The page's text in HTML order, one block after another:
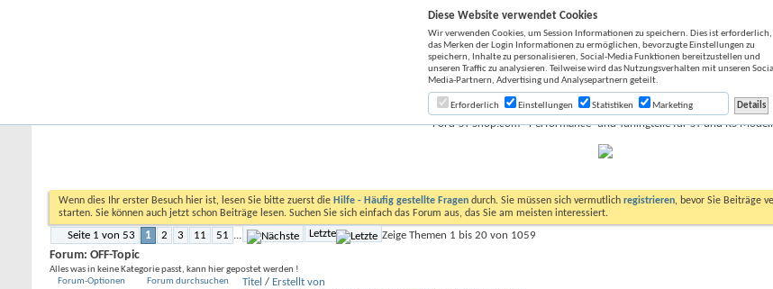
Ford-ST-Shop.com - Performance- und Tuningteile für ST und RS
Wenn dies Ihr erster Besuch hier ist, lesen Sie bitte zuerst die Hilfe - Häufig gestellte Fragen durch. Sie müssen sich vermutlich registrieren, bevor Sie Beiträge
starten. Sie können auch jetzt schon Beiträge lesen. Suchen Sie sich einfach das Forum aus, das Sie am meisten interessiert.
Seite 1 von 53 1 2 3 11 51 ... Letzte Zeige Themen 1 bis 20 von 1059
Forum: OFF-Topic
Alles was in keine Kategorie passt, kann hier gepostet werden !
Forum-Optionen
Forum durchsuchen Titel / Erstellt von
Diese Website verwendet Cookies
Wir verwenden Cookies, um Session Informationen zu speichern. Dies ist erforderlich,
das Merken der Login Informationen zu ermöglichen, bevorzugte Einstellungen zu
speichern, Inhalte zu personalisieren, Social-Media Funktionen bereitzustellen und
unseren Traffic zu analysieren. Teilweise wird das Nutzungsverhalten mit unseren
Media-Partnern, Advertising und Analysepartnern geteilt.
Erforderlich Einstellungen Statistiken Marketing